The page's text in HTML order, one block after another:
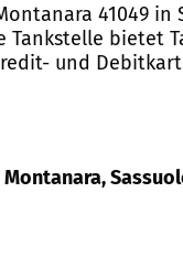
41049
Tankstelle bietet
und